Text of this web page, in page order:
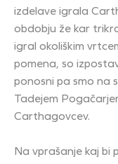
izdelave igrala
obdobju že kar
igral okoliškim
pomena, so
ponosni pa smo na
Tadejem
Carthagovcev.
Na vprašanje kaj bi